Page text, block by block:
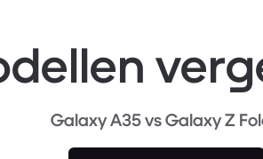
Galaxy A35 vs Galaxy Z